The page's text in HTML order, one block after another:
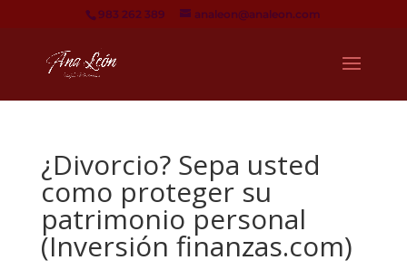
983 262 389 analeon@analeon.com
¿Divorcio? Sepa usted
como proteger su
patrimonio personal
(Inversión finanzas.com)